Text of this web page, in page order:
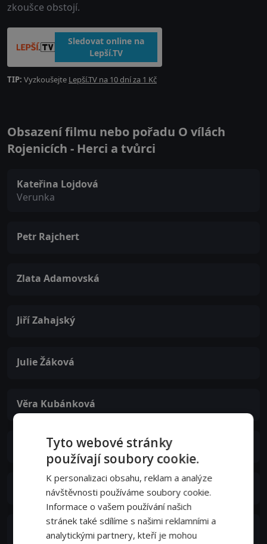
zkoušce obstojí.
Sledovat online na
Lepší.TV
TIP: Vyzkoušejte Lepší.TV na 10 dní za 1 Kč
Obsazení filmu nebo pořadu O vílách
Rojenicích - Herci a tvůrci
Kateřina Lojdová
Verunka
Petr Rajchert
Zlata Adamovská
Jiří Zahajský
Julie Žáková
Věra Kubánková
Věra Koktová
Jiří Valšuba
Jarmila Jelínková
Tyto webové stránky
používají soubory cookie.
K personalizaci obsahu, reklam a analýze
návštěvnosti používáme soubory cookie.
Informace o vašem používání našich
stránek také sdílíme s našimi reklamními a
analytickými partnery, kteří je mohou